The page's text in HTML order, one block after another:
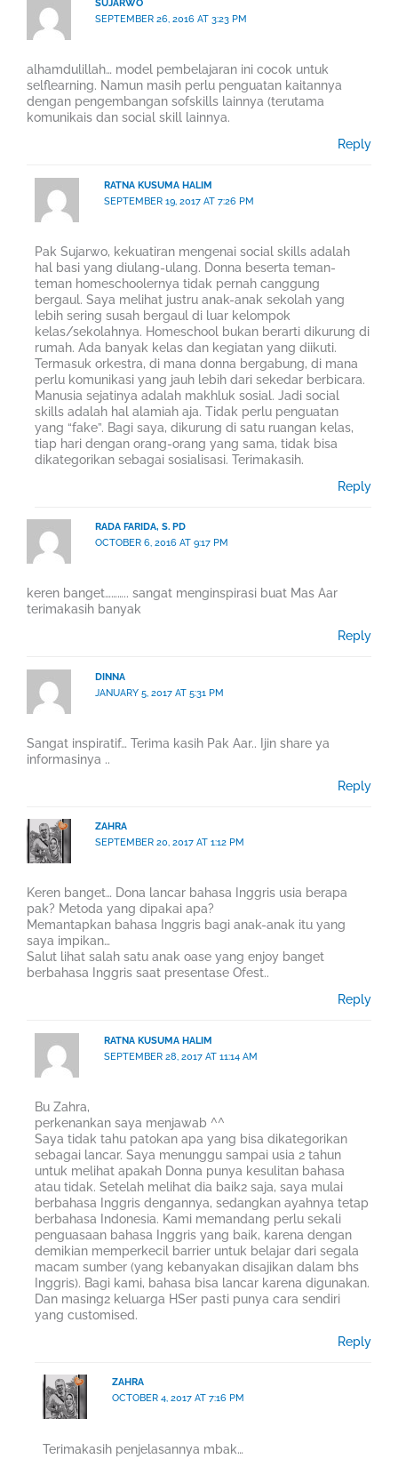
SUJARWO
SEPTEMBER 26, 2016 AT 3:23 PM
alhamdulillah… model pembelajaran ini cocok untuk
selflearning. Namun masih perlu penguatan kaitannya
dengan pengembangan sofskills lainnya (terutama
komunikais dan social skill lainnya.
Reply
RATNA KUSUMA HALIM
SEPTEMBER 19, 2017 AT 7:26 PM
Pak Sujarwo, kekuatiran mengenai social skills adalah
hal basi yang diulang-ulang. Donna beserta teman-
teman homeschoolernya tidak pernah canggung
bergaul. Saya melihat justru anak-anak sekolah yang
lebih sering susah bergaul di luar kelompok
kelas/sekolahnya. Homeschool bukan berarti dikurung di
rumah. Ada banyak kelas dan kegiatan yang diikuti.
Termasuk orkestra, di mana donna bergabung, di mana
perlu komunikasi yang jauh lebih dari sekedar berbicara.
Manusia sejatinya adalah makhluk sosial. Jadi social
skills adalah hal alamiah aja. Tidak perlu penguatan
yang “fake”. Bagi saya, dikurung di satu ruangan kelas,
tiap hari dengan orang-orang yang sama, tidak bisa
dikategorikan sebagai sosialisasi. Terimakasih.
Reply
RADA FARIDA, S. PD
OCTOBER 6, 2016 AT 9:17 PM
keren banget……….. sangat menginspirasi buat Mas Aar
terimakasih banyak
Reply
DINNA
JANUARY 5, 2017 AT 5:31 PM
Sangat inspiratif… Terima kasih Pak Aar.. Ijin share ya
informasinya ..
Reply
ZAHRA
SEPTEMBER 20, 2017 AT 1:12 PM
Keren banget… Dona lancar bahasa Inggris usia berapa
pak? Metoda yang dipakai apa?
Memantapkan bahasa Inggris bagi anak-anak itu yang
saya impikan…
Salut lihat salah satu anak oase yang enjoy banget
berbahasa Inggris saat presentase Ofest..
Reply
RATNA KUSUMA HALIM
SEPTEMBER 28, 2017 AT 11:14 AM
Bu Zahra,
perkenankan saya menjawab ^^
Saya tidak tahu patokan apa yang bisa dikategorikan
sebagai lancar. Saya menunggu sampai usia 2 tahun
untuk melihat apakah Donna punya kesulitan bahasa
atau tidak. Setelah melihat dia baik2 saja, saya mulai
berbahasa Inggris dengannya, sedangkan ayahnya tetap
berbahasa Indonesia. Kami memandang perlu sekali
penguasaan bahasa Inggris yang baik, karena dengan
demikian memperkecil barrier untuk belajar dari segala
macam sumber (yang kebanyakan disajikan dalam bhs
Inggris). Bagi kami, bahasa bisa lancar karena digunakan.
Dan masing2 keluarga HSer pasti punya cara sendiri
yang customised.
Reply
ZAHRA
OCTOBER 4, 2017 AT 7:16 PM
Terimakasih penjelasannya mbak…